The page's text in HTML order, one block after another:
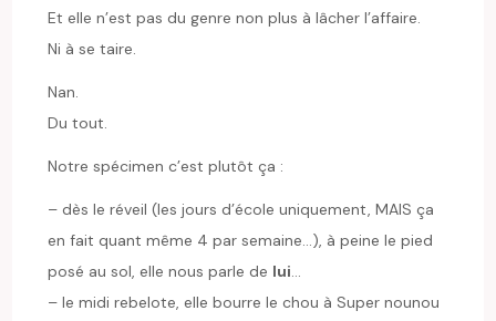
Et elle n’est pas du genre non plus à lâcher l’affaire.
Ni à se taire.
Nan.
Du tout.
Notre spécimen c’est plutôt ça :
– dès le réveil (les jours d’école uniquement, MAIS ça
en fait quant même 4 par semaine…), à peine le pied
posé au sol, elle nous parle de lui…
– le midi rebelote, elle bourre le chou à Super nounou